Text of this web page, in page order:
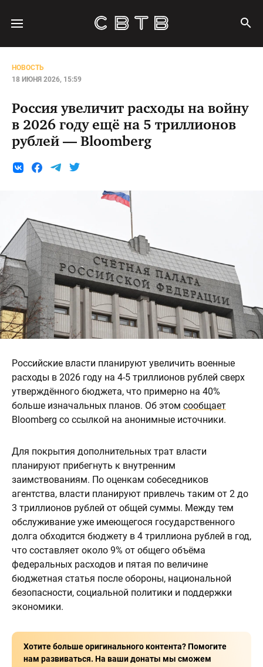
НОВОСТЬ
18 ИЮНЯ 2026, 15:59
Россия увеличит расходы на войну
в 2026 году ещё на 5 триллионов
рублей — Bloomberg
Российские власти планируют увеличить военные
расходы в 2026 году на 4-5 триллионов рублей сверх
утверждённого бюджета, что примерно на 40%
больше изначальных планов. Об этом сообщает
Bloomberg со ссылкой на анонимные источники.
Для покрытия дополнительных трат власти
планируют прибегнуть к внутренним
заимствованиям. По оценкам собеседников
агентства, власти планируют привлечь таким от 2 до
3 триллионов рублей от общей суммы. Между тем
обслуживание уже имеющегося государственного
долга обходится бюджету в 4 триллиона рублей в год,
что составляет около 9% от общего объёма
федеральных расходов и пятая по величине
бюджетная статья после обороны, национальной
безопасности, социальной политики и поддержки
экономики.
Хотите больше оригинального контента? Помогите
нам развиваться. На ваши донаты мы сможем